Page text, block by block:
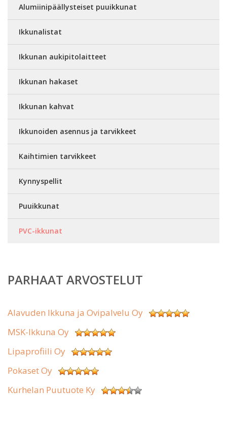
Alumiinipäällysteiset puuikkunat
Ikkunalistat
Ikkunan aukipitolaitteet
Ikkunan hakaset
Ikkunan kahvat
Ikkunoiden asennus ja tarvikkeet
Kaihtimien tarvikkeet
Kynnyspellit
Puuikkunat
PVC-ikkunat
PARHAAT ARVOSTELUT
Alavuden Ikkuna ja Ovipalvelu Oy
MSK-Ikkuna Oy
Lipaprofiili Oy
Pokaset Oy
Kurhelan Puutuote Ky